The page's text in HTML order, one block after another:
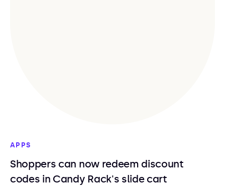
APPS
Shoppers can now redeem discount
codes in Candy Rack's slide cart